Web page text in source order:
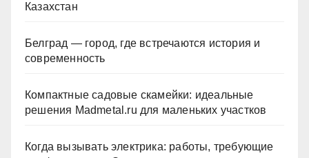
Казахстан
Белград — город, где встречаются история и
современность
Компактные садовые скамейки: идеальные
решения Madmetal.ru для маленьких участков
Когда вызывать электрика: работы, требующие